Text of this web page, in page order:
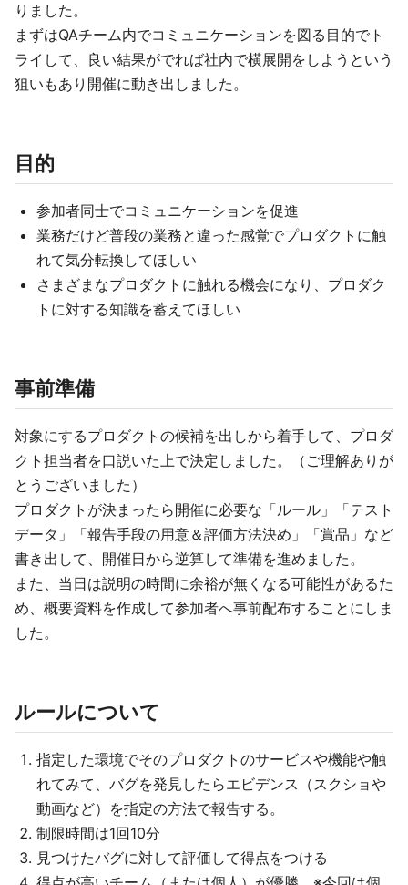
りました。
まずはQAチーム内でコミュニケーションを図る目的でト
ライして、良い結果がでれば社内で横展開をしようという
狙いもあり開催に動き出しました。
目的
参加者同士でコミュニケーションを促進
業務だけど普段の業務と違った感覚でプロダクトに触
れて気分転換してほしい
さまざまなプロダクトに触れる機会になり、プロダク
トに対する知識を蓄えてほしい
事前準備
対象にするプロダクトの候補を出しから着手して、プロダ
クト担当者を口説いた上で決定しました。（ご理解ありが
とうございました）
プロダクトが決まったら開催に必要な「ルール」「テスト
データ」「報告手段の用意＆評価方法決め」「賞品」など
書き出して、開催日から逆算して準備を進めました。
また、当日は説明の時間に余裕が無くなる可能性があるた
め、概要資料を作成して参加者へ事前配布することにしま
した。
ルールについて
指定した環境でそのプロダクトのサービスや機能や触
れてみて、バグを発見したらエビデンス（スクショや
動画など）を指定の方法で報告する。
制限時間は1回10分
見つけたバグに対して評価して得点をつける